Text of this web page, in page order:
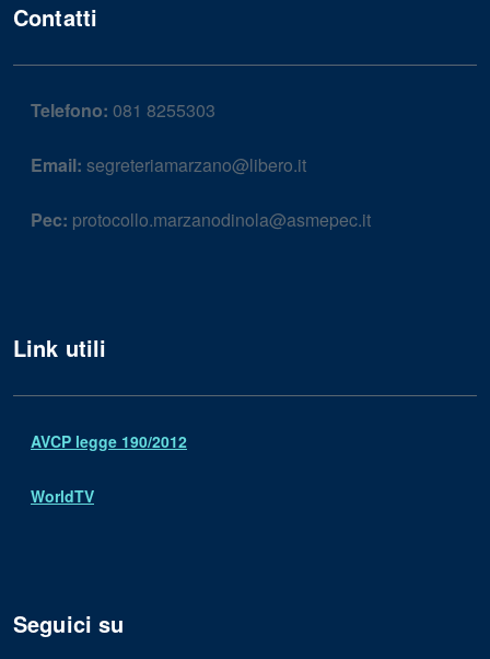
Contatti
Telefono: 081 8255303
Email: segreteriamarzano@libero.it
Pec: protocollo.marzanodinola@asmepec.it
Link utili
AVCP legge 190/2012
WorldTV
Seguici su